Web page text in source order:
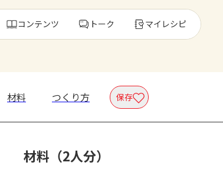
コンテンツ トーク マイレシピ
材料 つくり方 保存
材料（2人分）